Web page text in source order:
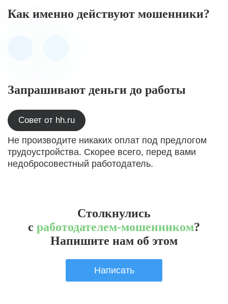
Как именно действуют мошенники?
Запрашивают деньги до работы
Совет от hh.ru
Не производите никаких оплат под предлогом
трудоустройства. Скорее всего, перед вами
недобросовестный работодатель.
Столкнулись
с работодателем-мошенником?
Напишите нам об этом
Написать